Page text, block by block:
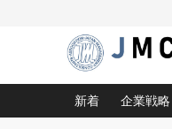
新着 企業戦略